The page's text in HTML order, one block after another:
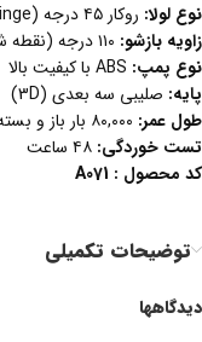
نوع لولا: روکار ۴۵ درجه (Corner Hinge)
زاویه بازشو:
نوع پمپ:
پایه: صلیبی سه بعدی (3D)
طول عمر:
تست خوردگی:
کد محصول : A071
توضیحات تکمیلی
دیدگاهها